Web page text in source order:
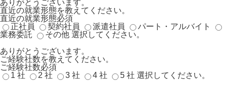
ありがとうございます。
直近の就業形態を教えてください。
直近の就業形態必須
正社員
契約社員 派遣社員
パート・アルバイト
業務委託
その他 選択してください。
ありがとうございます。
ご経験社数を教えてください。
ご経験社数必須
1 社
2 社 3 社 4 社 5 社 選択してください。